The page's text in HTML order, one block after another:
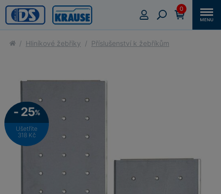
0
Hliníkové žebříky Příslušenství k žebříkům
- 25%
Ušetříte
318 Kč